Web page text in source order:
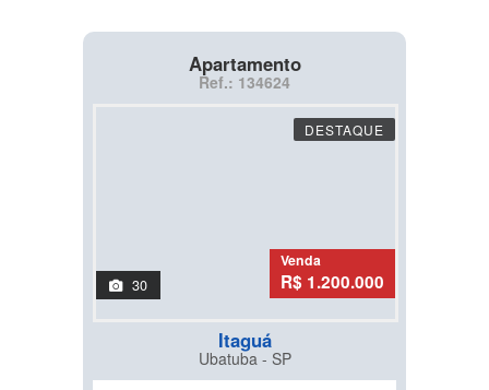
Apartamento
Ref.: 134624
DESTAQUE
30
Venda
R$ 1.200.000
Itaguá
Ubatuba - SP